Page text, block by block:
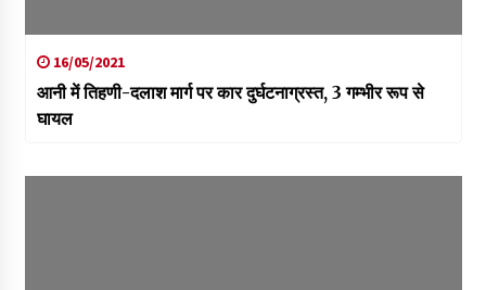
16/05/2021
आनी में तिहणी-दलाश मार्ग पर कार दुर्घटनाग्रस्त, 3 गम्भीर रूप से
घायल